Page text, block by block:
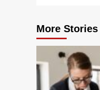
More Stories